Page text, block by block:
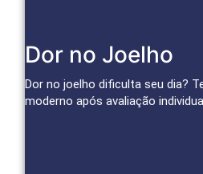
Dor no Joelho
Dor no joelho dificulta seu dia?
moderno após avaliação
Soluções para
Infiltrações, medicina
Agendar